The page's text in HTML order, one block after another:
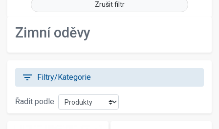
Zrušit filtr
Zimní oděvy
filter_list Filtry/Kategorie
Řadit podle